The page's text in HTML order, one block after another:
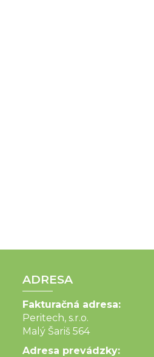
ADRESA
Fakturačná adresa:
Peritech, s.r.o.
Malý Šariš 564
Adresa prevádzky: